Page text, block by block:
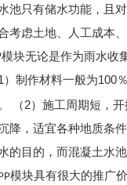
池只有储水功能，且
考虑土地、人工成本
模块无论是作为雨水收
1）制作材料一般为100
（2）施工周期短，
降，适宜各种地质条
的目的，而混凝土水
模块具有很大的推广价